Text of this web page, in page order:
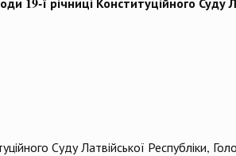
Суду Латвійської Республіки,